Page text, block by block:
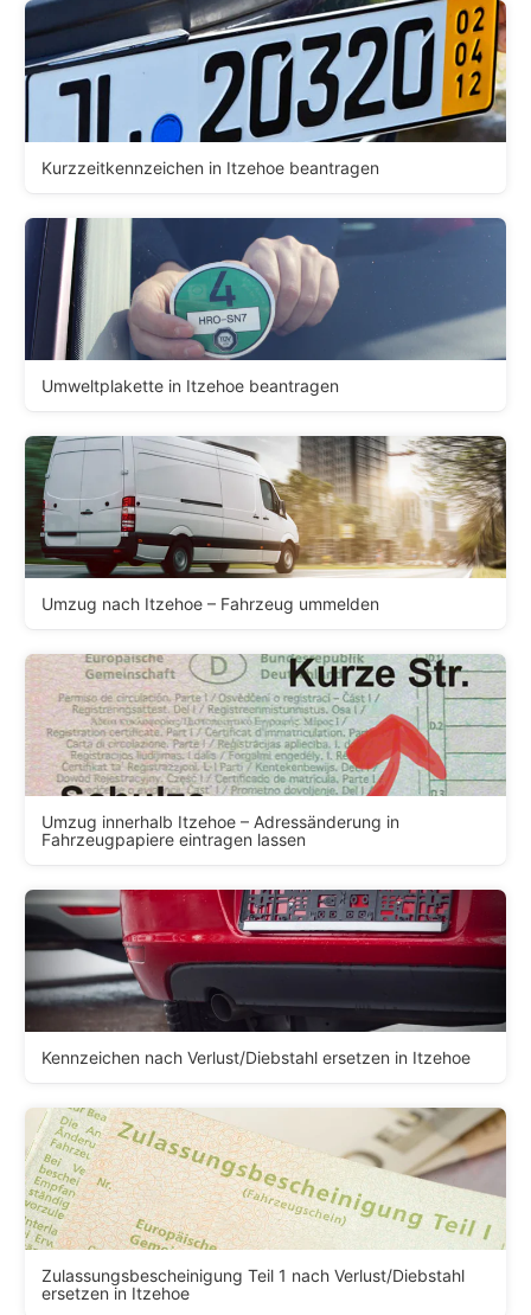
Kurzzeitkennzeichen in Itzehoe beantragen
Umweltplakette in Itzehoe beantragen
Umzug nach Itzehoe – Fahrzeug ummelden
Umzug innerhalb Itzehoe – Adressänderung in
Fahrzeugpapiere eintragen lassen
Kennzeichen nach Verlust/Diebstahl ersetzen in Itzehoe
Zulassungsbescheinigung Teil 1 nach Verlust/Diebstahl
ersetzen in Itzehoe